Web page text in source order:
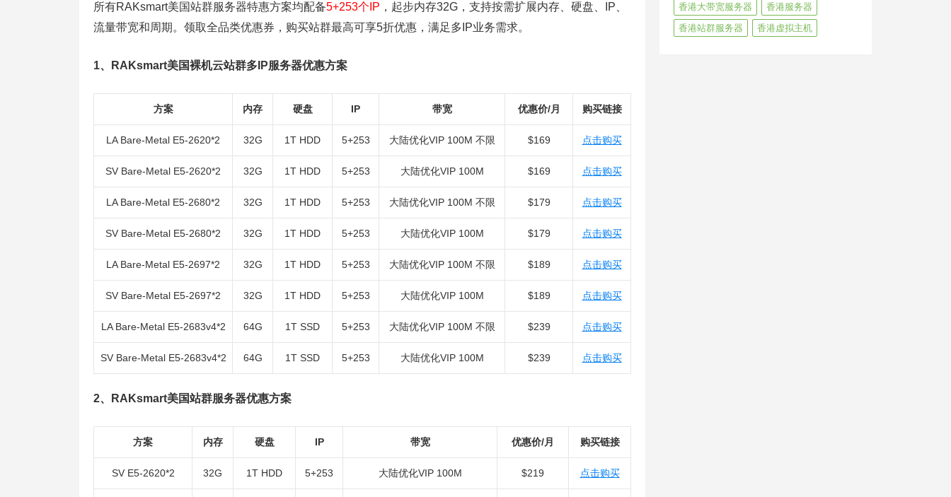
所有RAKsmart美国站群服务器特惠方案均配备5+253个IP ，起步内存32G，支持按需扩展内存、硬盘、IP、
流量带宽和周期。领取全品类优惠券，购买站群最高可享5折优惠，满足多IP业务需求。​
1、RAKsmart美国裸机云站群多IP服务器优惠方案
方案 内存 硬盘 IP 带宽 优惠价/月 购买链接
LA Bare-Metal E5-2620*2 32G 1T HDD 5+253 大陆优化VIP 100M 不限 $169 点击购买
SV Bare-Metal E5-2620*2 32G 1T HDD 5+253 大陆优化VIP 100M $169 点击购买
LA Bare-Metal E5-2680*2 32G 1T HDD 5+253 大陆优化VIP 100M 不限 $179 点击购买
SV Bare-Metal E5-2680*2 32G 1T HDD 5+253 大陆优化VIP 100M $179 点击购买
LA Bare-Metal E5-2697*2 32G 1T HDD 5+253 大陆优化VIP 100M 不限 $189 点击购买
SV Bare-Metal E5-2697*2 32G 1T HDD 5+253 大陆优化VIP 100M $189 点击购买
LA Bare-Metal E5-2683v4*2 64G 1T SSD 5+253 大陆优化VIP 100M 不限 $239 点击购买
SV Bare-Metal E5-2683v4*2 64G 1T SSD 5+253 大陆优化VIP 100M $239 点击购买
2、RAKsmart美国站群服务器优惠方案
方案 内存 硬盘 IP 带宽 优惠价/月 购买链接
SV E5-2620*2 32G 1T HDD 5+253 大陆优化VIP 100M $219 点击购买
香港大带宽服务器
香港服务器
香港站群服务器
香港虚拟主机